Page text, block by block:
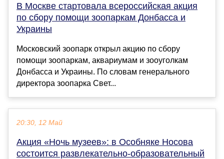
В Москве стартовала всероссийская акция
по сбору помощи зоопаркам Донбасса и
Украины
Московский зоопарк открыл акцию по сбору
помощи зоопаркам, аквариумам и зооуголкам
Донбасса и Украины. По словам генерального
директора зоопарка Свет...
20:30, 12 Май
Акция «Ночь музеев»: в Особняке Носова
состоится развлекательно-образовательный